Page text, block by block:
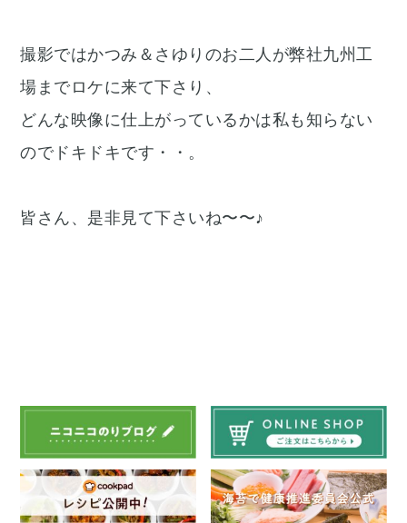
撮影ではかつみ＆さゆりのお二人が弊社九州工
場までロケに来て下さり、
どんな映像に仕上がっているかは私も知らない
のでドキドキです・・。
皆さん、是非見て下さいね〜〜♪